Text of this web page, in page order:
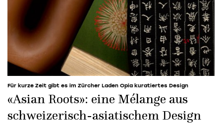
Für kurze Zeit gibt es im Zürcher Laden Opia kuratiertes Design
«Asian Roots»: eine Mélange aus
schweizerisch-asiatischem Design